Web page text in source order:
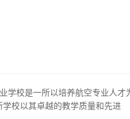
校以其卓越的教学质量和先进